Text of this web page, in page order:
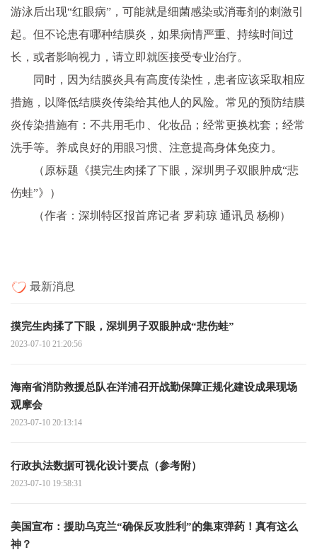
游泳后出现“红眼病”，可能就是细菌感染或消毒剂的刺激引
起。但不论患有哪种结膜炎，如果病情严重、持续时间过
长，或者影响视力，请立即就医接受专业治疗。
同时，因为结膜炎具有高度传染性，患者应该采取相应
措施，以降低结膜炎传染给其他人的风险。常见的预防结膜
炎传染措施有：不共用毛巾、化妆品；经常更换枕套；经常
洗手等。养成良好的用眼习惯、注意提高身体免疫力。
（原标题《摸完生肉揉了下眼，深圳男子双眼肿成“悲
伤蛙”》）
（作者：深圳特区报首席记者 罗莉琼 通讯员 杨柳）
最新消息
摸完生肉揉了下眼，深圳男子双眼肿成“悲伤蛙”
2023-07-10 21:20:56
海南省消防救援总队在洋浦召开战勤保障正规化建设成果现场
观摩会
2023-07-10 20:13:14
行政执法数据可视化设计要点（参考附）
2023-07-10 19:58:31
美国宣布：援助乌克兰“确保反攻胜利”的集束弹药！真有这么
神？